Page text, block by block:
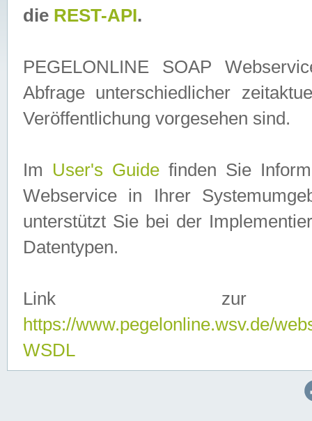
die REST-API.
PEGELONLINE SOAP
Abfrage unterschiedlicher
Veröffentlichung vorgesehen sind.
Im User's Guidefinden Sie
Webservice in Ihrer
unterstützt Sie bei der
Datentypen.
Link zur
https://www.pegelonline.wsv.de/
WSDL